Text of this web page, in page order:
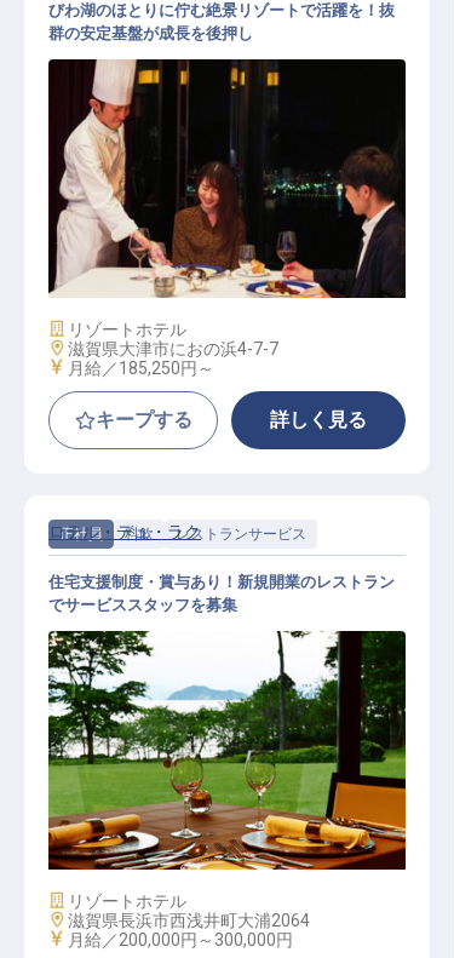
洋食調理│西武グループ／月8～9休
み／賞与約4カ月分／年収385万円可
びわ湖のほとりに佇む絶景リゾートで活躍を！抜
群の安定基盤が成長を後押し
施設業態
リゾートホテル
勤務地
滋賀県大津市におの浜4-7-7
給与
月給／185,250円～
キープする 詳しく見る
正社員 料飲 レストランサービス
レストランサービス / 正社員
ロテル・デュ・ラク
住宅支援制度・賞与あり！新規開業のレストラン
でサービススタッフを募集
施設業態
リゾートホテル
勤務地
滋賀県長浜市西浅井町大浦2064
給与
月給／200,000円～ 300,000円